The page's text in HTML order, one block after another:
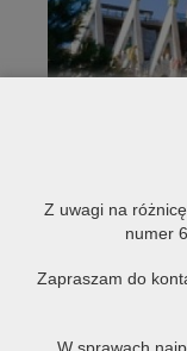
Z uwagi na
numer
Zapraszam do
W sprawach